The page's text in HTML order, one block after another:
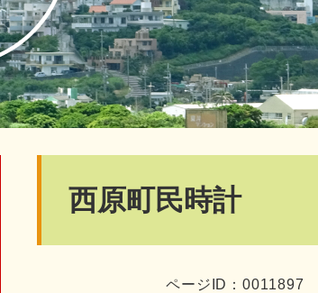
西原町民時計
ページID：0011897